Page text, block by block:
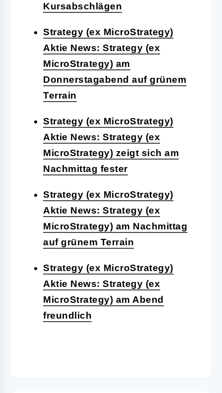
Kursabschlägen
Strategy (ex MicroStrategy)
Aktie News: Strategy (ex
MicroStrategy) am
Donnerstagabend auf grünem
Terrain
Strategy (ex MicroStrategy)
Aktie News: Strategy (ex
MicroStrategy) zeigt sich am
Nachmittag fester
Strategy (ex MicroStrategy)
Aktie News: Strategy (ex
MicroStrategy) am Nachmittag
auf grünem Terrain
Strategy (ex MicroStrategy)
Aktie News: Strategy (ex
MicroStrategy) am Abend
freundlich